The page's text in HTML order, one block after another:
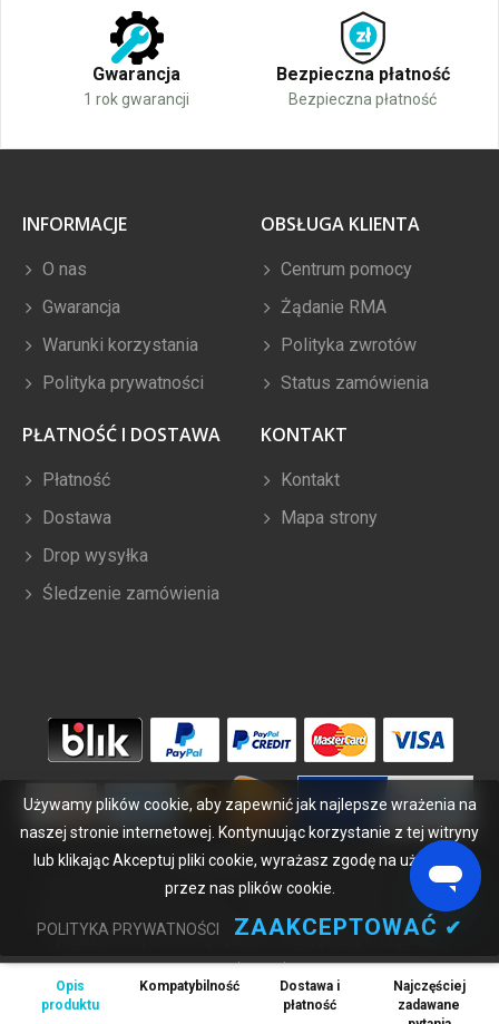
Opis
produktu
Kompatybilność
Dostawa i
płatność
Najczęściej
zadawane
Gwarancja
1 rok gwarancji
Bezpieczna płatność
Bezpieczna płatność
INFORMACJE
O nas
Gwarancja
Warunki korzystania
Polityka prywatności
OBSŁUGA KLIENTA
Centrum pomocy
Żądanie RMA
Polityka zwrotów
Status zamówienia
PŁATNOŚĆ I DOSTAWA
Płatność
Dostawa
Drop wysyłka
Śledzenie zamówienia
KONTAKT
Kontakt
Mapa strony
Copyright ©2026 bateriabuy.pl. Wszelkie prawa zastrzeżone.
Wyznaczone znaki handlowe i marki są własnością ich właścicieli.
BateriaBuy.pl nie jest powiązany z żadnymi markami OEM. Wszystkie
produkty na tej stronie są ogólnymi, nieoryginalnymi częściami
zamiennymi.
Wymienione nazwy marek i oznaczenia modeli mają jedynie na celu
Używamy plików cookie, aby zapewnić jak najlepsze wrażenia na
naszej stronie internetowej. Kontynuując korzystanie z tej witryny
lub klikając Akceptuj pliki cookie, wyrażasz zgodę na używanie
przez nas plików cookie.
POLITYKA PRYWATNOŚCI ZAAKCEPTOWAĆ ✔